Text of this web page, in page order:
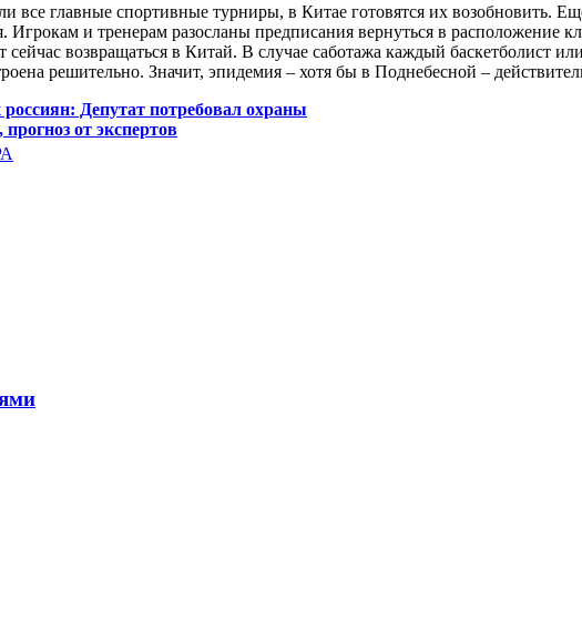
все главные спортивные турниры, в Китае готовятся их возобновить.
и тренерам разосланы предписания вернуться в расположение
возвращаться в Китай. В случае саботажа каждый баскетболист
решительно. Значит, эпидемия – хотя бы в Поднебесной –
Депутат потребовал охраны
от экспертов